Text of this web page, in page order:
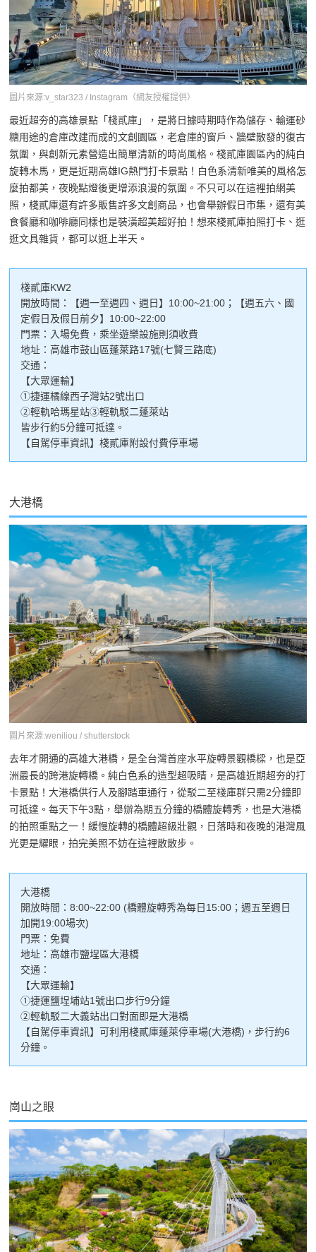
圖片來源:v_star323 / Instagram（網友授權提供）
最近超夯的高雄景點「棧貳庫」，是將日據時期時作為儲存、輸運砂
糖用途的倉庫改建而成的文創園區，老倉庫的窗戶、牆壁散發的復古
氛圍，與創新元素營造出簡單清新的時尚風格。棧貳庫園區內的純白
旋轉木馬，更是近期高雄IG熱門打卡景點！白色系清新唯美的風格怎
麼拍都美，夜晚點燈後更增添浪漫的氛圍。不只可以在這裡拍網美
照，棧貳庫還有許多販售許多文創商品，也會舉辦假日市集，還有美
食餐廳和咖啡廳同樣也是裝潢超美超好拍！想來棧貳庫拍照打卡、逛
逛文具雜貨，都可以逛上半天。
棧貳庫KW2
開放時間：【週一至週四、週日】10:00~21:00；【週五六、國
定假日及假日前夕】10:00~22:00
門票：入場免費，乘坐遊樂設施則須收費
地址：高雄市鼓山區蓬萊路17號(七賢三路底)
交通：
【大眾運輸】
①捷運橘線西子灣站2號出口
②輕軌哈瑪星站③輕軌駁二蓬萊站
皆步行約5分鐘可抵達。
【自駕停車資訊】棧貳庫附設付費停車場
大港橋
圖片來源:weniliou / shutterstock
去年才開通的高雄大港橋，是全台灣首座水平旋轉景觀橋樑，也是亞
洲最長的跨港旋轉橋。純白色系的造型超吸睛，是高雄近期超夯的打
卡景點！大港橋供行人及腳踏車通行，從駁二至棧庫群只需2分鐘即
可抵達。每天下午3點，舉辦為期五分鐘的橋體旋轉秀，也是大港橋
的拍照重點之一！緩慢旋轉的橋體超級壯觀，日落時和夜晚的港灣風
光更是耀眼，拍完美照不妨在這裡散散步。
大港橋
開放時間：8:00~22:00 (橋體旋轉秀為每日15:00；週五至週日
加開19:00場次)
門票：免費
地址：高雄市鹽埕區大港橋
交通：
【大眾運輸】
①捷運鹽埕埔站1號出口步行9分鐘
②輕軌駁二大義站出口對面即是大港橋
【自駕停車資訊】可利用棧貳庫蓬萊停車場(大港橋)，步行約6
分鐘。
崗山之眼